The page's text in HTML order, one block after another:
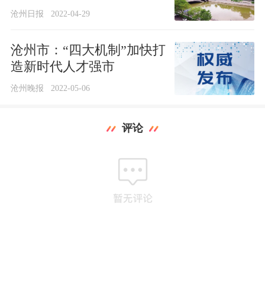
沧州日报 2022-04-29
沧州市：“四大机制”加快打
造新时代人才强市
沧州晚报 2022-05-06
评论